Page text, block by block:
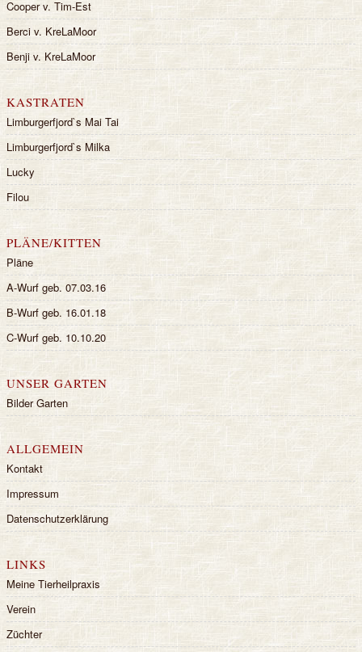
Cooper v. Tim-Est
Berci v. KreLaMoor
Benji v. KreLaMoor
KASTRATEN
Limburgerfjord`s Mai Tai
Limburgerfjord`s Milka
Lucky
Filou
PLÄNE/KITTEN
Pläne
A-Wurf geb. 07.03.16
B-Wurf geb. 16.01.18
C-Wurf geb. 10.10.20
UNSER GARTEN
Bilder Garten
ALLGEMEIN
Kontakt
Impressum
Datenschutzerklärung
LINKS
Meine Tierheilpraxis
Verein
Züchter